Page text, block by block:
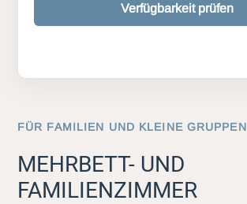
Verfügbarkeit prüfen
FÜR FAMILIEN UND KLEINE GRUPPEN
MEHRBETT- UND
FAMILIENZIMMER